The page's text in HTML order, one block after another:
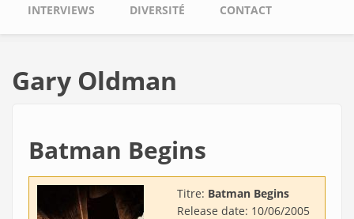
INTERVIEWS DIVERSITÉ CONTACT
Gary Oldman
Batman Begins
Titre: Batman Begins
Release date: 10/06/2005